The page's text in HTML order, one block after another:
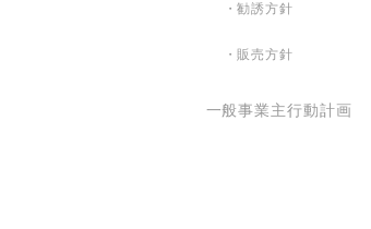
・勧誘方針
・販売方針
一般事業主行動計画